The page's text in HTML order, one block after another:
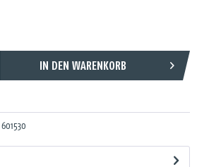
IN DEN WARENKORB
601530